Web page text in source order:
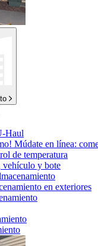
Haul
Múdate en línea:
de temperatura
vehículo y bote
en exteriores